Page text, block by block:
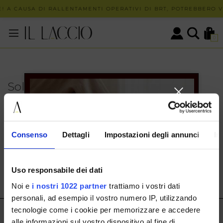
Consenso Dettagli Impostazioni degli annunci
Uso responsabile dei dati
Noi e i nostri 1022 partner trattiamo i vostri dati
personali, ad esempio il vostro numero IP, utilizzando
tecnologie come i cookie per memorizzare e accedere
A CAUSA DI RALLENTAMENTI OPERATIVI DI BRT, POTREBBERO
0
Solo in negozio
PUOI TROVARE QUESTO ARTICOLO SOLO PRESSO I
NOSTRI PUNTI VENDITA:
customerservice@illaccio.it
IL LACCIO